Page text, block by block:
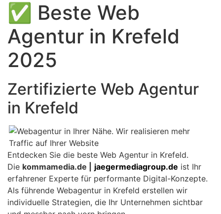
✅ Beste Web
Agentur in Krefeld
2025
Zertifizierte Web Agentur
in Krefeld
Entdecken Sie die beste Web Agentur in Krefeld.
Die kommamedia.de | jaegermediagroup.de ist Ihr
erfahrener Experte für performante Digital-Konzepte.
Als führende Webagentur in Krefeld erstellen wir
individuelle Strategien, die Ihr Unternehmen sichtbar